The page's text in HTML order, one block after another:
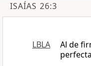
ISAÍAS 26:3
LBLA
Al de